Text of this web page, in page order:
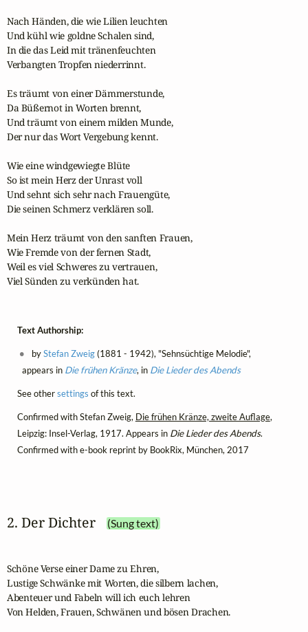
Nach Händen, die wie Lilien leuchten
Und kühl wie goldne Schalen sind,
In die das Leid mit tränenfeuchten
Verbangten Tropfen niederrinnt.
Es träumt von einer Dämmerstunde,
Da Büßernot in Worten brennt,
Und träumt von einem milden Munde,
Der nur das Wort Vergebung kennt.
Wie eine windgewiegte Blüte
So ist mein Herz der Unrast voll
Und sehnt sich sehr nach Frauengüte,
Die seinen Schmerz verklären soll.
Mein Herz träumt von den sanften Frauen,
Wie Fremde von der fernen Stadt,
Weil es viel Schweres zu vertrauen,
Viel Sünden zu verkünden hat.
Text Authorship:
byStefan Zweig(1881 - 1942), "Sehnsüchtige Melodie",
appears in Die frühen Kränze, in Die Lieder des Abends
See othersettings of this text.
Confirmed with Stefan Zweig, Die frühen Kränze, zweite Auflage,
Leipzig: Insel-Verlag, 1917. Appears in Die Lieder des Abends.
Confirmed with e-book reprint by BookRix, München, 2017
2. Der Dichter (Sung text)
Schöne Verse einer Dame zu Ehren,
Lustige Schwänke mit Worten, die silbern lachen,
Abenteuer und Fabeln will ich euch lehren
Von Helden, Frauen, Schwänen und bösen Drachen.